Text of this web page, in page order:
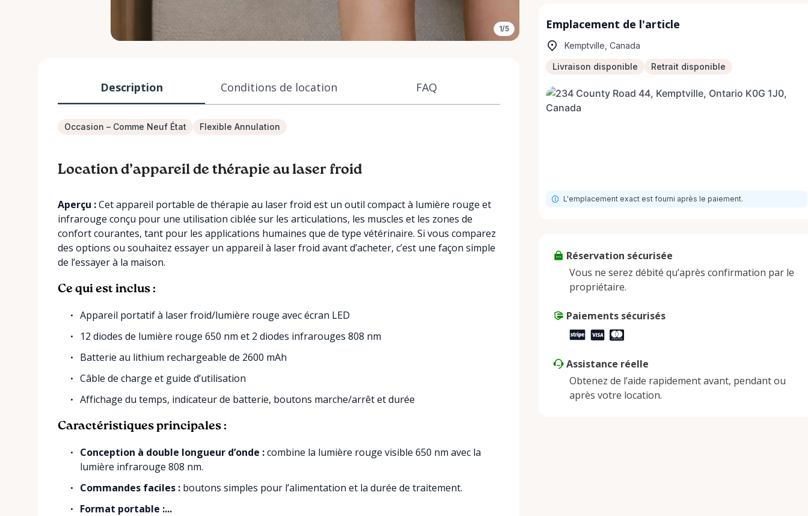
1/5
Description Conditions de location FAQ
Occasion – Comme Neuf État Flexible Annulation
Location d’appareil de thérapie au laser froid
Aperçu :Cet appareil portable de thérapie au laser froid est un outil compact à lumière rouge et
infrarouge conçu pour une utilisation ciblée sur les articulations, les muscles et les zones de
confort courantes, tant pour les applications humaines que de type vétérinaire. Si vous comparez
des options ou souhaitez essayer un appareil à laser froid avant d’acheter, c’est une façon simple
de l’essayer à la maison.
Ce qui est inclus :
Appareil portatif à laser froid/lumière rouge avec écran LED
12 diodes de lumière rouge 650 nm et 2 diodes infrarouges 808 nm
Batterie au lithium rechargeable de 2600 mAh
Câble de charge et guide d’utilisation
Affichage du temps, indicateur de batterie, boutons marche/arrêt et durée
Caractéristiques principales :
Conception à double longueur d’onde :combine la lumière rouge visible 650 nm avec la
lumière infrarouge 808 nm.
Commandes faciles : boutons simples pour l’alimentation et la durée de traitement.
Format portable :...
Emplacement de l'article
Kemptville, Canada
Livraison disponible Retrait disponible
L'emplacement exact est fourni après le paiement.
Réservation sécurisée
Vous ne serez débité qu’après confirmation par le
propriétaire.
Paiements sécurisés
Assistance réelle
Obtenez de l’aide rapidement avant, pendant ou
après votre location.